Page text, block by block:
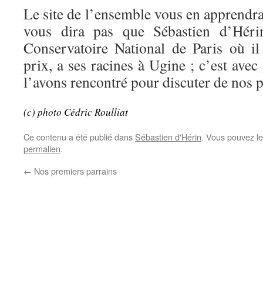
Le site de l’ensemble vous en
vous dira pas que Sébastien
Conservatoire National de Paris où
prix, a ses racines à Ugine ; c’est
l’avons rencontré pour discuter de nos
(c) photo Cédric Roulliat
Ce contenu a été publié dans Sébastien d'Hérin. Vous pouvez
permalien.
← Nos premiers parrains